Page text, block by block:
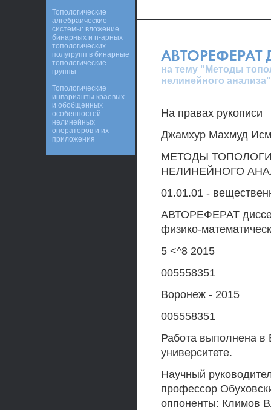
АВТОРЕФЕРАТ
на тему "Методы
нелинейного анализа"
На правах рукописи
Джамхур Махмуд
МЕТОДЫ
НЕЛИНЕЙНОГО
01.01.01 -
АВТОРЕФЕРАТ
физико-
5 <^8 2015
005558351
Воронеж - 2015
005558351
Работа выполнена в
университете.
Научный
профессор
оппоненты: Климов
Топологические
алгебраические
системы: вложение
бинарных и n-арных
топологических
полугрупп в бинарные
топологические
группы
Топологические
инварианты краевых
и обобщенных
особенностей
нелинейных
операторов и их
приложения